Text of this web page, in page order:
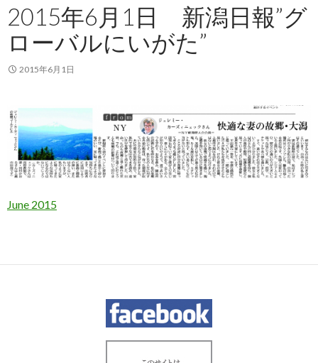
ッ
プ
2015年6月1日 新潟日報”グ
ローバルにいがた”
2015年6月1日
June 2015